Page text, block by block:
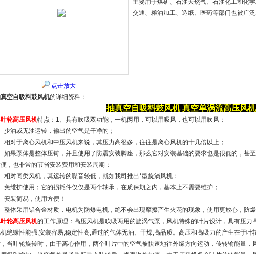
点击放大
主要用于煤矿、石油天然气、石油化工和化
交通、粮油加工、造纸、医药等部门也被广
空自吸料鼓风机的详细资料：
抽真空自吸料鼓风机真空单涡流高压风机
轮高压风机特点：1、具有吹吸双功能，一机两用，可以用吸风，也可以用吹风；
少油或无油运转，输出的空气是干净的；
相对于离心风机和中压风机来说，其压力高很多，往往是离心风机的十几倍以上；
如果泵体是整体压铸，并且使用了防震安装脚座，那么它对安装基础的要求也是很低的，甚
，也非常的节省安装费用和安装周期；
相对同类风机，其运转的噪音较低，就如我司推出*型旋涡风机：
免维护使用；它的损耗件仅仅是两个轴承，在质保期之内，基本上不需要维护；
安装简易，使用方便！
整体采用铝合金材质，电机为防爆电机，绝不会出现摩擦产生火花的现象，使用更放心，防爆
轮高压风机的工作原理：高压风机是吹吸两用的旋涡气泵，风机特殊的叶片设计，具有压
绝缘性能强,安装容易,稳定性高,通过的气体无油、干燥,高品质。高压和高吸力的产生在于
，当叶轮旋转时，由于离心作用，两个叶片中的空气被快速地往外缘方向运动，传转输能量